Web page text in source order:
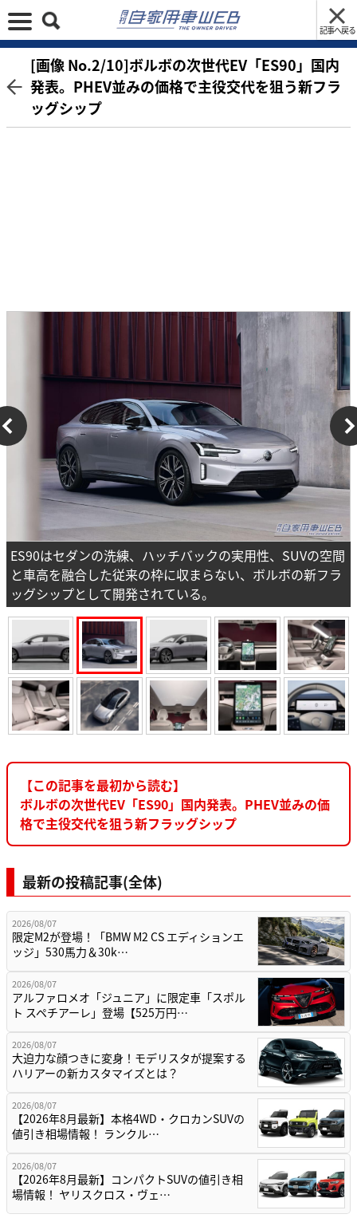
記事へ戻る
[画像 No.2/10]ボルボの次世代EV「ES90」国内
発表。PHEV並みの価格で主役交代を狙う新フラ
ッグシップ
ES90はセダンの洗練、ハッチバックの実用性、SUVの空間
と車高を融合した従来の枠に収まらない、ボルボの新フラ
ッグシップとして開発されている。
【この記事を最初から読む】
ボルボの次世代EV「ES90」国内発表。PHEV並みの価
格で主役交代を狙う新フラッグシップ
最新の投稿記事(全体)
2026/08/07
限定M2が登場！「BMW M2 CS エディションエ
ッジ」530馬力＆30k…
2026/08/07
アルファロメオ「ジュニア」に限定車「スポル
ト スペチアーレ」登場【525万円…
2026/08/07
大迫力な顔つきに変身！モデリスタが提案する
ハリアーの新カスタマイズとは？
2026/08/07
【2026年8月最新】本格4WD・クロカンSUVの
値引き相場情報！ ランクル…
2026/08/07
【2026年8月最新】コンパクトSUVの値引き相
場情報！ ヤリスクロス・ヴェ…